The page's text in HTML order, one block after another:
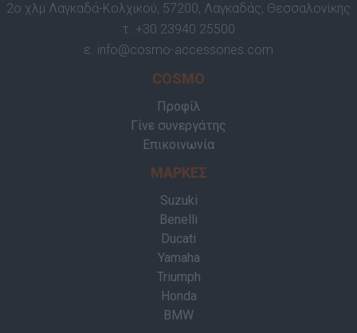
2ο χλμ Λαγκαδά-Κολχικού, 57200, Λαγκαδάς, Θεσσαλονίκης
τ. +30 23940 25500
ε. info@cosmo-accessories.com
COSMO
Προφίλ
Γίνε συνεργάτης
Επικοινωνία
ΜΑΡΚΕΣ
Suzuki
Benelli
Ducati
Yamaha
Triumph
Honda
BMW